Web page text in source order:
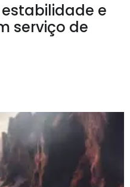
e
serviço de